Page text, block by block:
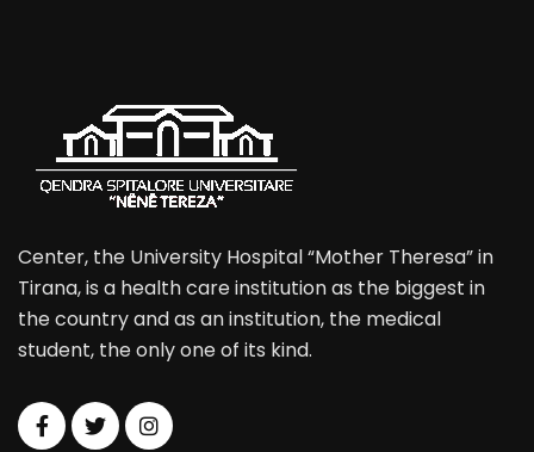
Center, the University Hospital “Mother Theresa” in
Tirana, is a health care institution as the biggest in
the country and as an institution, the medical
student, the only one of its kind.